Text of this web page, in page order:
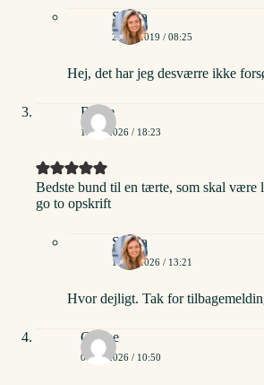
Stinna
25/04/2019 / 08:25
Hej, det har jeg desværre ikke
Rikke
12/02/2026 / 18:23
Bedste bund til en tærte, som skal være
go to opskrift
Stinna
14/02/2026 / 13:21
Hvor dejligt. Tak for
Grethe
04/03/2026 / 10:50